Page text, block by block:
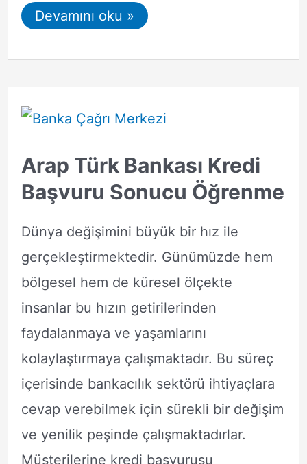
Arap
Türk
Müşteri
Devamını oku »
Arap Türk Bankası Kredi
Başvuru Sonucu Öğrenme
Dünya değişimini büyük bir hız ile
gerçekleştirmektedir. Günümüzde hem
bölgesel hem de küresel ölçekte
insanlar bu hızın getirilerinden
faydalanmaya ve yaşamlarını
kolaylaştırmaya çalışmaktadır. Bu süreç
içerisinde bankacılık sektörü ihtiyaçlara
cevap verebilmek için sürekli bir değişim
ve yenilik peşinde çalışmaktadırlar.
Müşterilerine kredi başvurusu